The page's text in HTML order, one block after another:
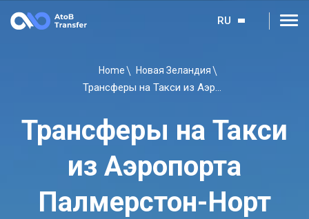
RU
Home Новая Зеландия
Трансферы на Такси из Аэропорта Палмерстон-Норт
Трансферы на Такси
из Аэропорта
Палмерстон-Норт